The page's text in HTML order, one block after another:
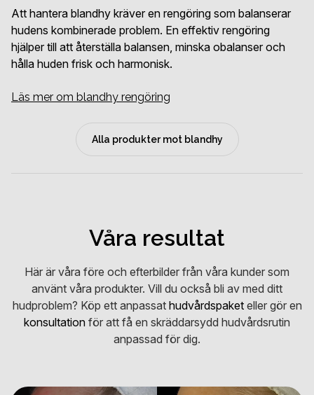
Att hantera blandhy kräver en rengöring som balanserar
hudens kombinerade problem. En effektiv rengöring
hjälper till att återställa balansen, minska obalanser och
hålla huden frisk och harmonisk.
Läs mer om blandhy rengöring
hudproblem. Genom att avlägsna döda hudceller och
ihop porerna och dämpa rodnad. Med antiinflammatoriska
balanserar och reparerar vår fuktkräm huden. De stärker
mot yttre påfrestningar med produkter som erbjuder
Alla produkter mot blandhy
Våra resultat
Här är våra före och efterbilder från våra kunder som
använt våra produkter. Vill du också bli av med ditt
hudproblem? Köp ett anpassat hudvårdspaketeller gör en
konsultation för att få en skräddarsydd hudvårdsrutin
anpassad för dig.